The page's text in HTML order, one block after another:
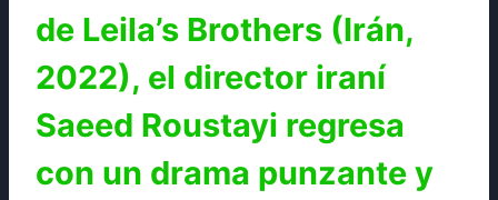
de Leila’s Brothers (Irán,
2022), el director iraní
Saeed Roustayi regresa
con un drama punzante y